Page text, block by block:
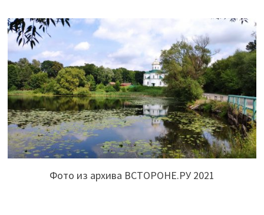
Фото из архива ВСТОРОНЕ.РУ 2021